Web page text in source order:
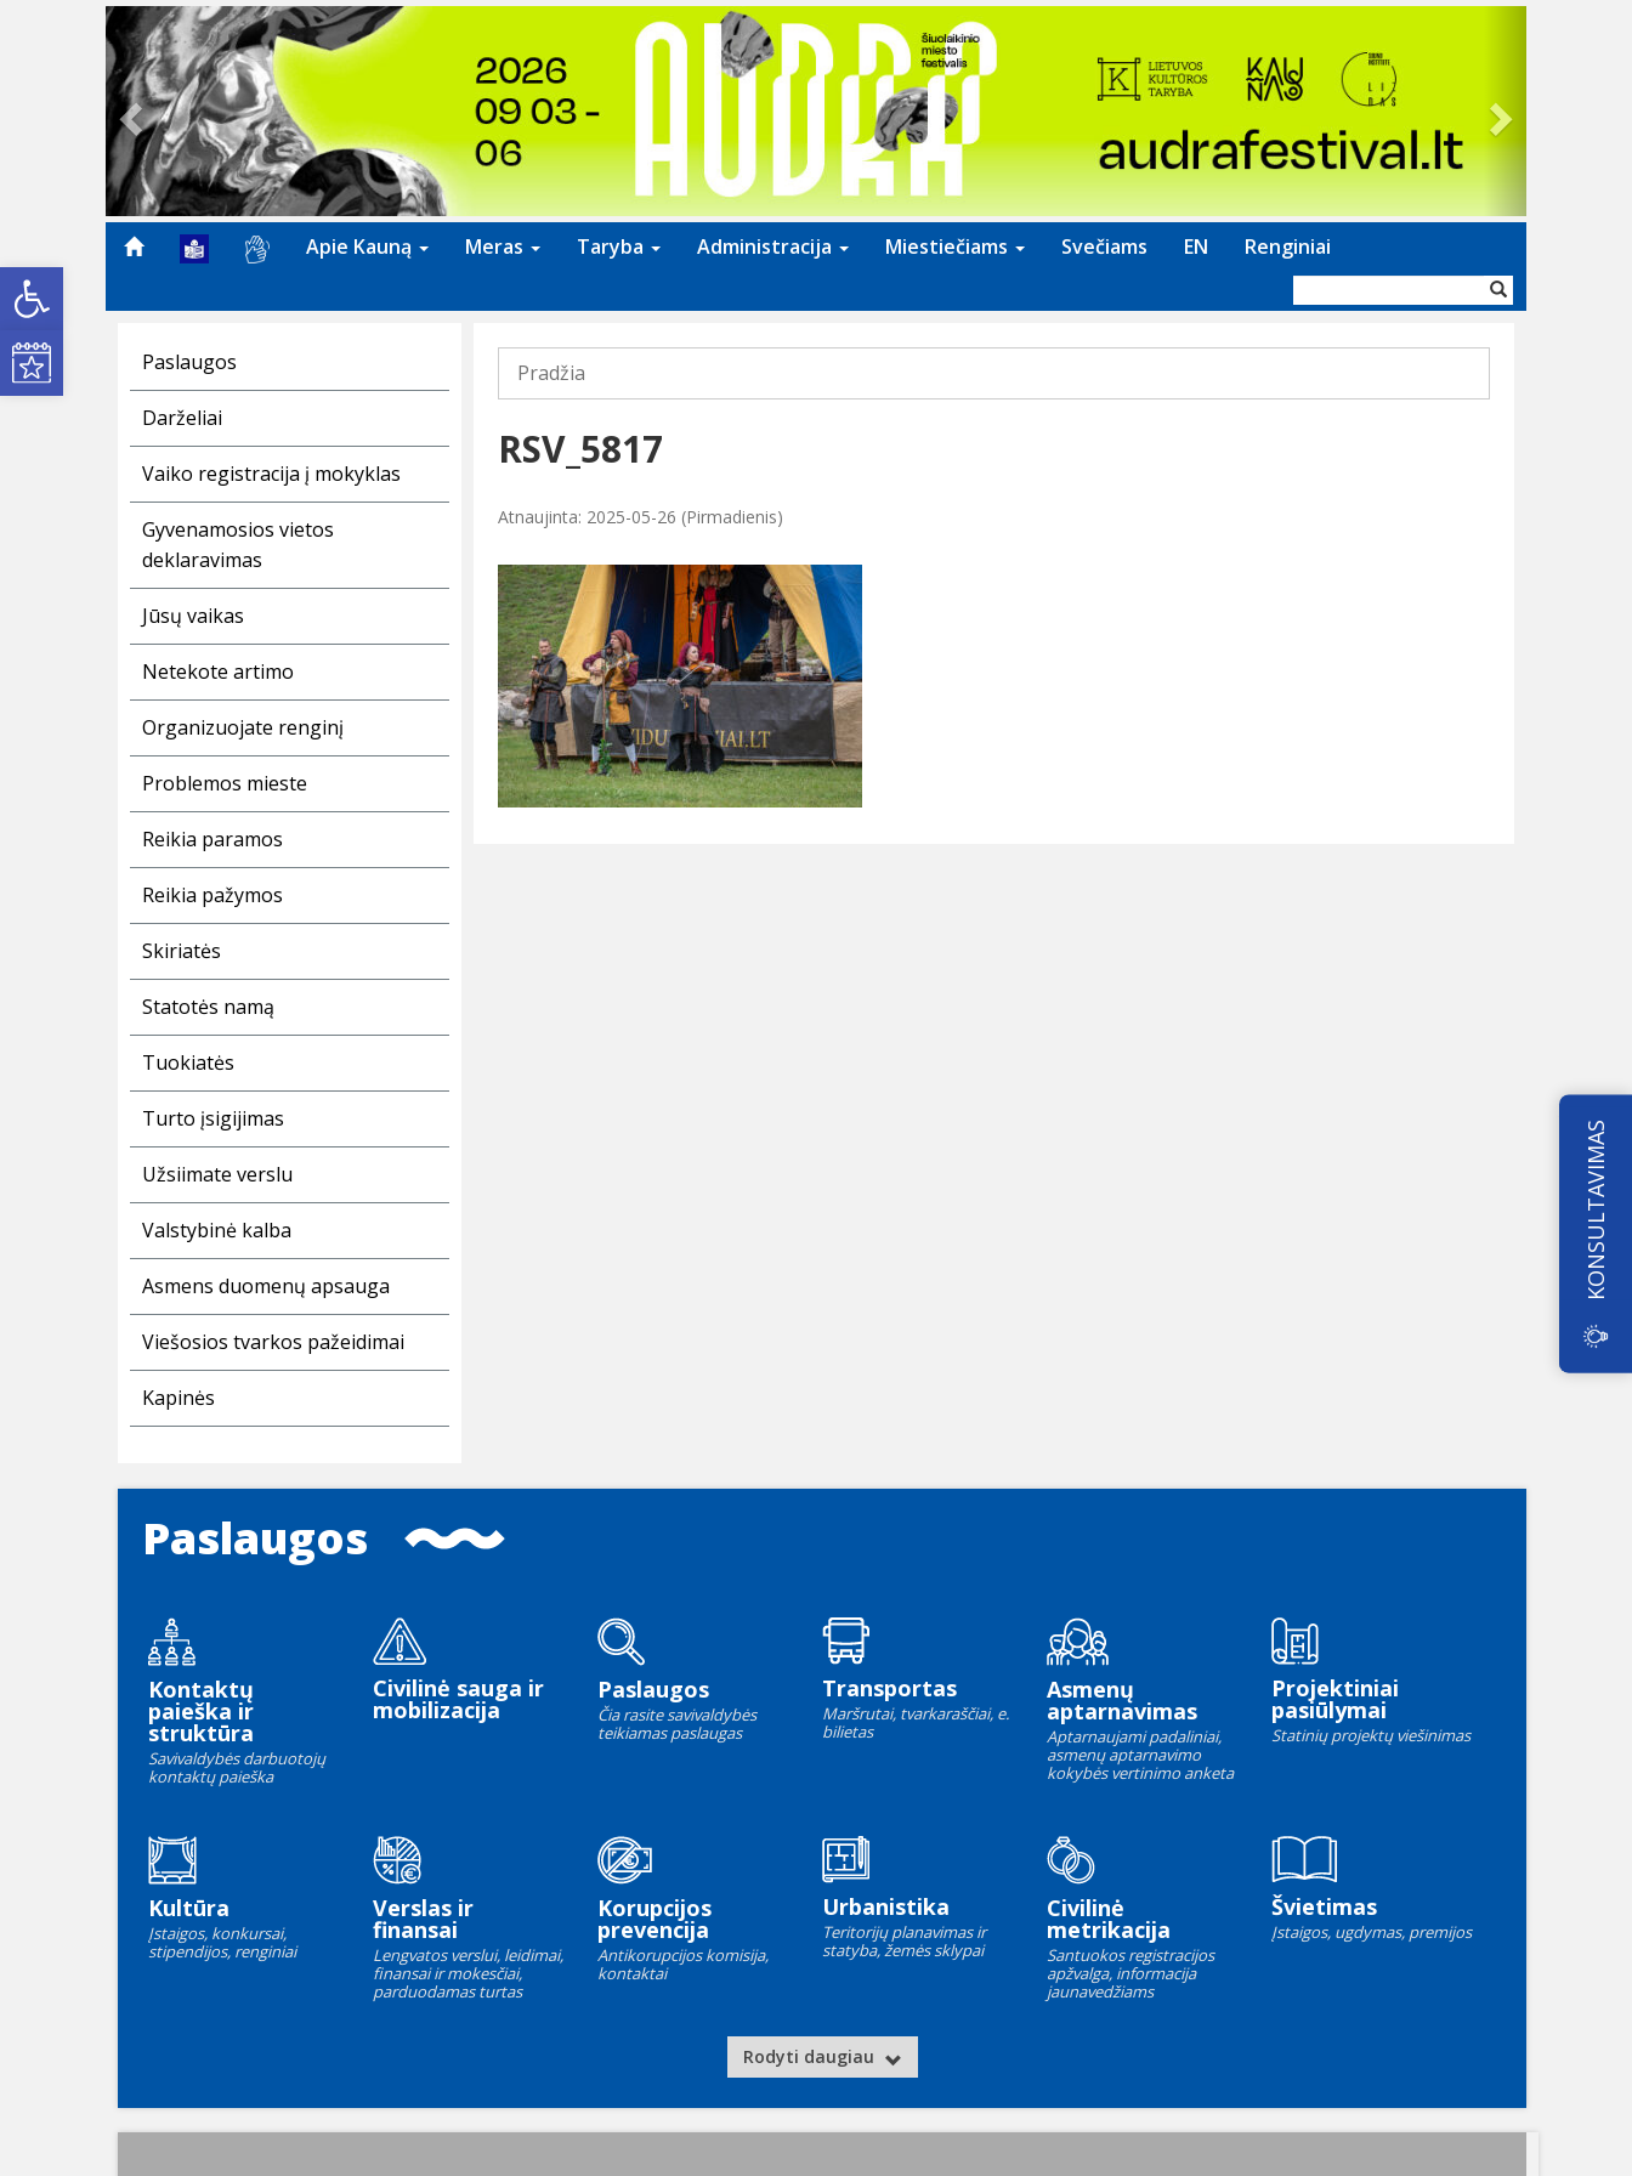
Open toolbar
Kultūros renginiai
Previous
Apie Kauną Meras Taryba Administracija Miestiečiams Svečiams EN Renginiai
forma
Paslaugos
Darželiai
Vaiko registracija į mokyklas
Gyvenamosios vietos
deklaravimas
Jūsų vaikas
Netekote artimo
Organizuojate renginį
Problemos mieste
Reikia paramos
Reikia pažymos
Skiriatės
Statotės namą
Tuokiatės
Turto įsigijimas
Užsiimate verslu
Valstybinė kalba
Asmens duomenų apsauga
Viešosios tvarkos pažeidimai
Kapinės
Pradžia
RSV_5817
Atnaujinta: 2025-05-26 (Pirmadienis)
Paslaugos
Kontaktų
paieška ir
struktūra
Savivaldybės darbuotojų
kontaktų paieška
Civilinė sauga ir
mobilizacija
Paslaugos
Čia rasite savivaldybės
teikiamas paslaugas
Transportas
Maršrutai, tvarkaraščiai, e.
bilietas
Asmenų
aptarnavimas
Aptarnaujami padaliniai,
asmenų aptarnavimo
kokybės vertinimo anketa
Projektiniai
pasiūlymai
Statinių projektų viešinimas
Kultūra
Įstaigos, konkursai,
stipendijos, renginiai
Verslas ir
finansai
Lengvatos verslui, leidimai,
finansai ir mokesčiai,
parduodamas turtas
Korupcijos
prevencija
Antikorupcijos komisija,
kontaktai
Urbanistika
Teritorijų planavimas ir
statyba, žemės sklypai
Civilinė
metrikacija
Santuokos registracijos
apžvalga, informacija
jaunavedžiams
Švietimas
Įstaigos, ugdymas, premijos
Rodyti daugiau
KONSULTAVIMAS